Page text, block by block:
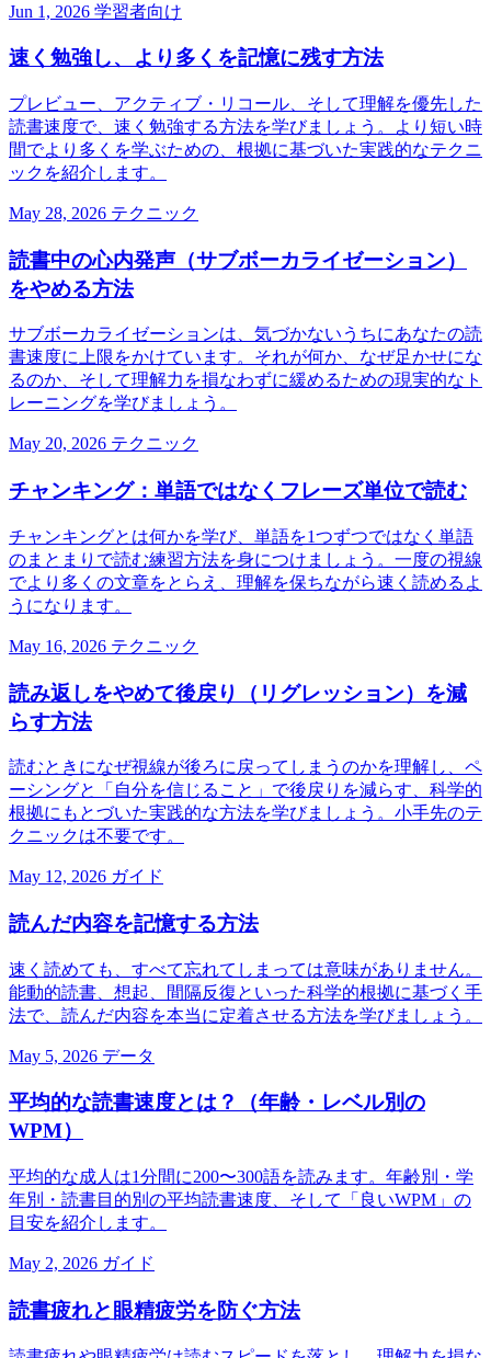
Jun 1, 2026 学習者向け
速く勉強し、より多くを記憶に残す方法
プレビュー、アクティブ・リコール、そして理解を優先した
読書速度で、速く勉強する方法を学びましょう。より短い時
間でより多くを学ぶための、根拠に基づいた実践的なテクニ
ックを紹介します。
May 28, 2026 テクニック
読書中の心内発声（サブボーカライゼーション）
をやめる方法
サブボーカライゼーションは、気づかないうちにあなたの読
書速度に上限をかけています。それが何か、なぜ足かせにな
るのか、そして理解力を損なわずに緩めるための現実的なト
レーニングを学びましょう。
May 20, 2026 テクニック
チャンキング：単語ではなくフレーズ単位で読む
チャンキングとは何かを学び、単語を1つずつではなく単語
のまとまりで読む練習方法を身につけましょう。一度の視線
でより多くの文章をとらえ、理解を保ちながら速く読めるよ
うになります。
May 16, 2026 テクニック
読み返しをやめて後戻り（リグレッション）を減
らす方法
読むときになぜ視線が後ろに戻ってしまうのかを理解し、ペ
ーシングと「自分を信じること」で後戻りを減らす、科学的
根拠にもとづいた実践的な方法を学びましょう。小手先のテ
クニックは不要です。
May 12, 2026 ガイド
読んだ内容を記憶する方法
速く読めても、すべて忘れてしまっては意味がありません。
能動的読書、想起、間隔反復といった科学的根拠に基づく手
法で、読んだ内容を本当に定着させる方法を学びましょう。
May 5, 2026 データ
平均的な読書速度とは？（年齢・レベル別の
WPM）
平均的な成人は1分間に200〜300語を読みます。年齢別・学
年別・読書目的別の平均読書速度、そして「良いWPM」の
目安を紹介します。
May 2, 2026 ガイド
読書疲れと眼精疲労を防ぐ方法